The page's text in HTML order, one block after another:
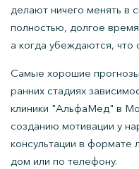
делают ничего менять в
полностью, долгое
а когда убеждаются,
Самые хорошие
ранних стадиях
клиники "АльфаМед" в
созданию мотивации у
консультации в формате
дом или по телефону.